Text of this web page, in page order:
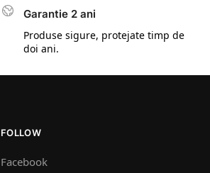
Garantie 2 ani
Produse sigure, protejate timp de
doi ani.
FOLLOW
Facebook